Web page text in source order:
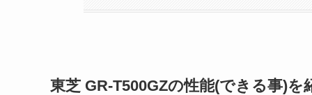
東芝 GR-T500GZの性能(できる事)を